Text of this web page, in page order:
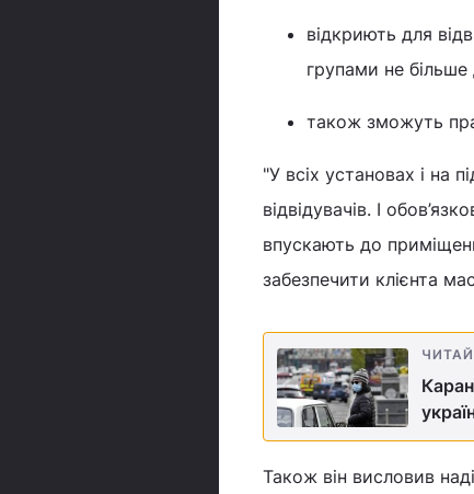
відкриють для
групами не
також зможуть
"У всіх установах і на
відвідувачів. І
впускають до
забезпечити клієнта
Також він висловив